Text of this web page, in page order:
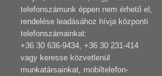
telefonszámunk éppen nem érhető el,
rendelése leadásához hívja központi
telefonszámainkat:
+36 30 636-9434, +36 30 231-414
vagy keresse közvetlenül
munkatársainkat, mobiltelefon-